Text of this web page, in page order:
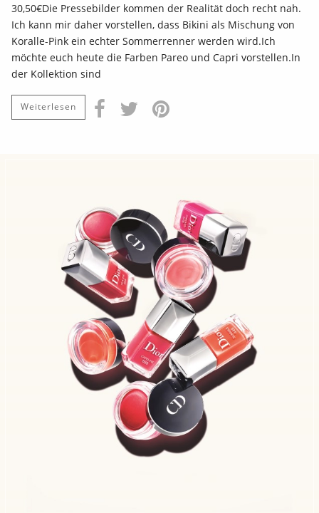
30,50€Die Pressebilder kommen der Realität doch recht nah.
Ich kann mir daher vorstellen, dass Bikini als Mischung von
Koralle-Pink ein echter Sommerrenner werden wird.Ich
möchte euch heute die Farben Pareo und Capri vorstellen.In
der Kollektion sind
Weiterlesen